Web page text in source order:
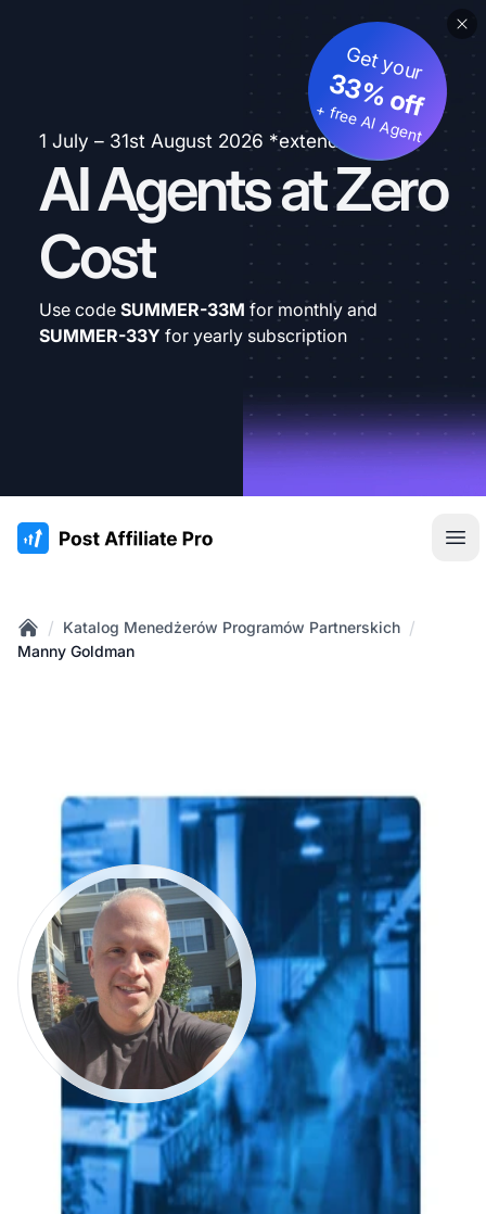
1 July – 31st August 2026 *extended
AI Agents at Zero
Cost
Get your
33% off
+ free AI Agent
Use code SUMMER-33M for monthly and
SUMMER-33Y for yearly subscription
:site.title
Home
/ Katalog Menedżerów Programów Partnerskich /
Manny Goldman